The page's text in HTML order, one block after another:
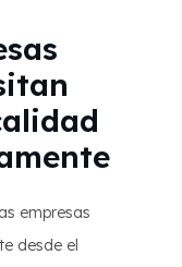
empresas
desde el